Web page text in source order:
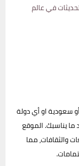
في عالم
سعودية او أي دولة
ما يناسبك. الموقع
والثقافات، مما